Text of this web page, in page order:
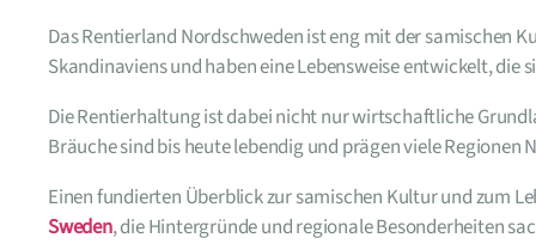
Das Rentierland Nordschweden ist eng mit der samischen
Skandinaviens und haben eine Lebensweise entwickelt,
Die Rentierhaltung ist dabei nicht nur wirtschaftliche
Bräuche sind bis heute lebendig und prägen viele Regionen
Einen fundierten Überblick zur samischen Kultur und zum
Sweden, die Hintergründe und regionale Besonderheiten